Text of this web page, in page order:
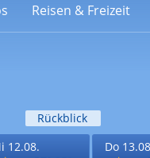
Reisen & Freizeit
Rückblick
12.08.
Do